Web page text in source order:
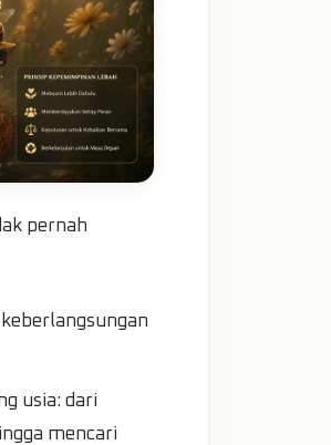
pernah
usia: dari
mencari